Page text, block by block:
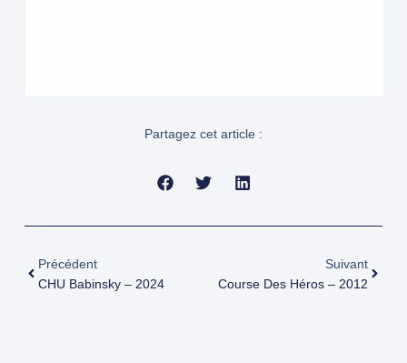
Partagez cet article :
Précédent
CHU Babinsky – 2024
Suivant
Course Des Héros – 2012